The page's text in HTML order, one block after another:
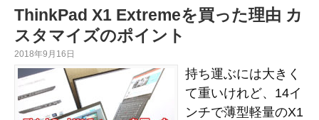
ThinkPad X1 Extremeを買った理由 カ
スタマイズのポイント
2018年9月16日
持ち運ぶには大きく
て重いけれど、14イ
ンチで薄型軽量のX1